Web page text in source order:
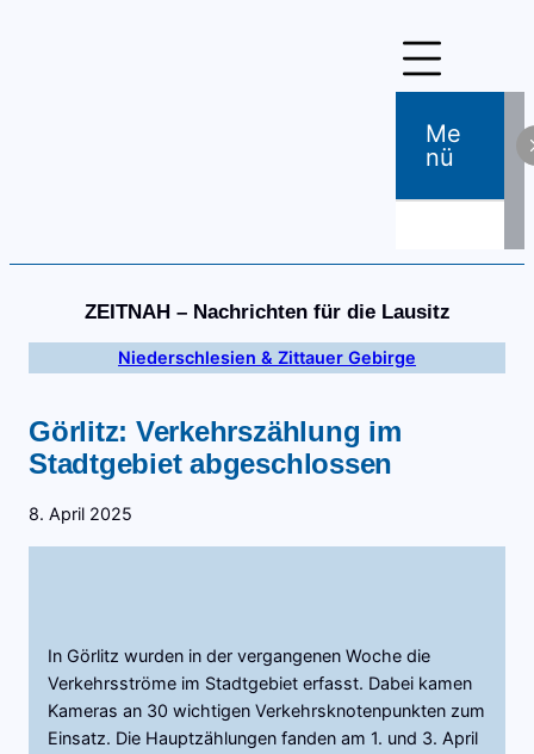
Me
Nü
ZEITNAH – Nachrichten für die Lausitz
Niederschlesien & Zittauer Gebirge
Görlitz: Verkehrszählung im
Stadtgebiet abgeschlossen
8. April 2025
In Görlitz wurden in der vergangenen Woche die
Verkehrsströme im Stadtgebiet erfasst. Dabei kamen
Kameras an 30 wichtigen Verkehrsknotenpunkten zum
Einsatz. Die Hauptzählungen fanden am 1. und 3. April